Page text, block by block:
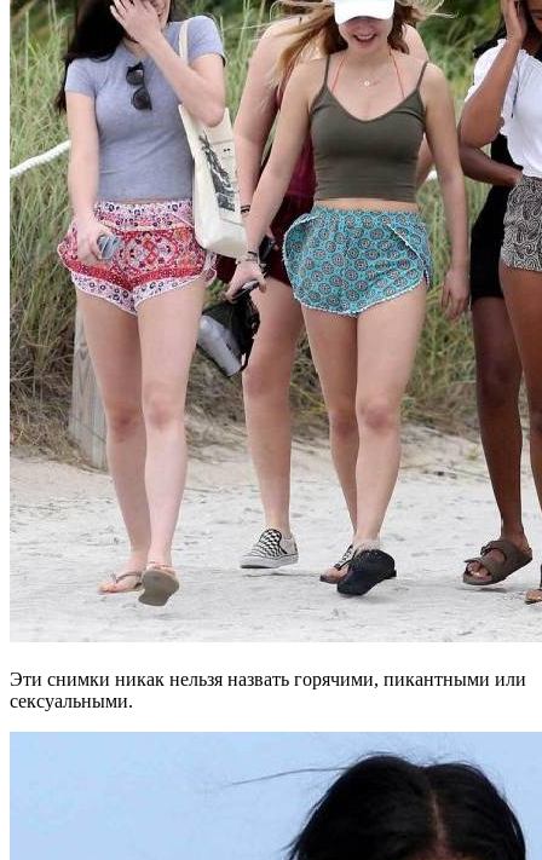
Эти снимки никак нельзя назвать горячими, пикантными или
сексуальными.